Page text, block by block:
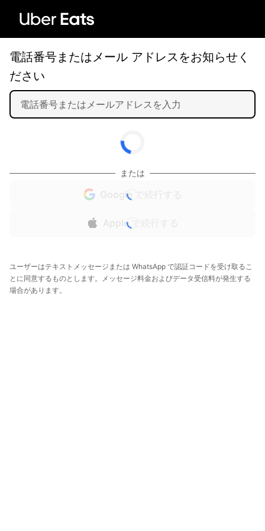
電話番号またはメール アドレスをお知らせく
ださい
または
Google で続行する
Apple で続行する
ユーザーはテキストメッセージまたは WhatsApp で認証コードを受け取るこ
とに同意するものとします。メッセージ料金およびデータ受信料が発生する
場合があります。